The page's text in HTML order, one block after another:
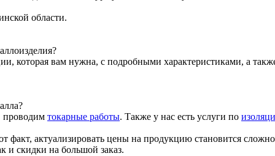
области.
которая вам нужна, с подробными характеристиками, а
проводим токарные работы. Также у нас есть услуги по
факт, актуализировать цены на продукцию становится
и скидки на большой заказ.